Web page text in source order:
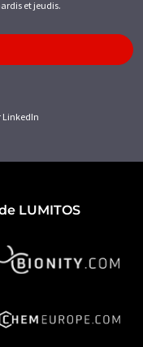
et jeudis.
LinkedIn
LUMITOS